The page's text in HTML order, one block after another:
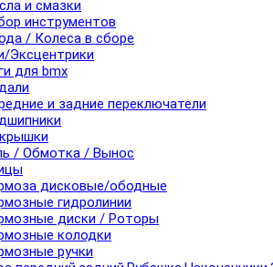
и смазки
инструментов
/ Колеса в сборе
Эксцентрики
для bmx
и задние переключатели
/ Обмотка / Вынос
дисковые/ободные
гидролинии
диски / Роторы
колодки
ручки